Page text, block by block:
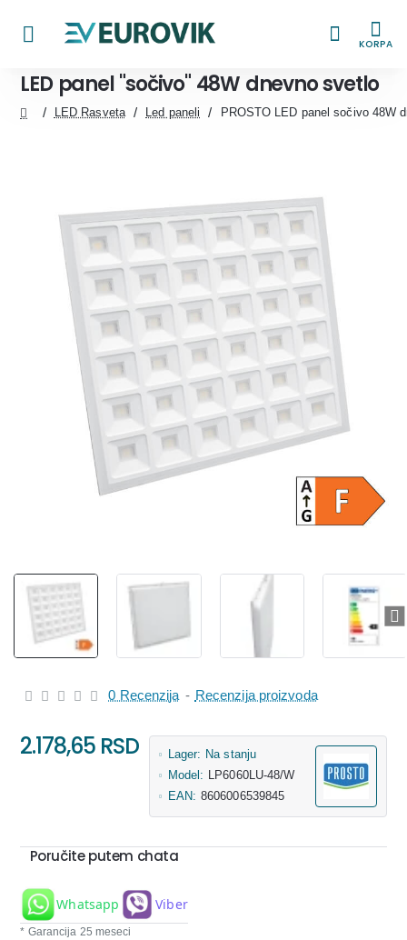
KORPA
LED panel "sočivo" 48W dnevno svetlo
LED Rasveta Led paneli PROSTO LED panel sočivo 48W
0 Recenzija - Recenzija proizvoda
2.178,65 RSD Lager: Na stanju
Model: LP6060LU-48/W
EAN: 8606006539845
Poručite putem chata
Whatsapp Viber
* Garancija 25 meseci